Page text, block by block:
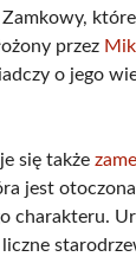
przez
o jego
się także
jest
charakteru.